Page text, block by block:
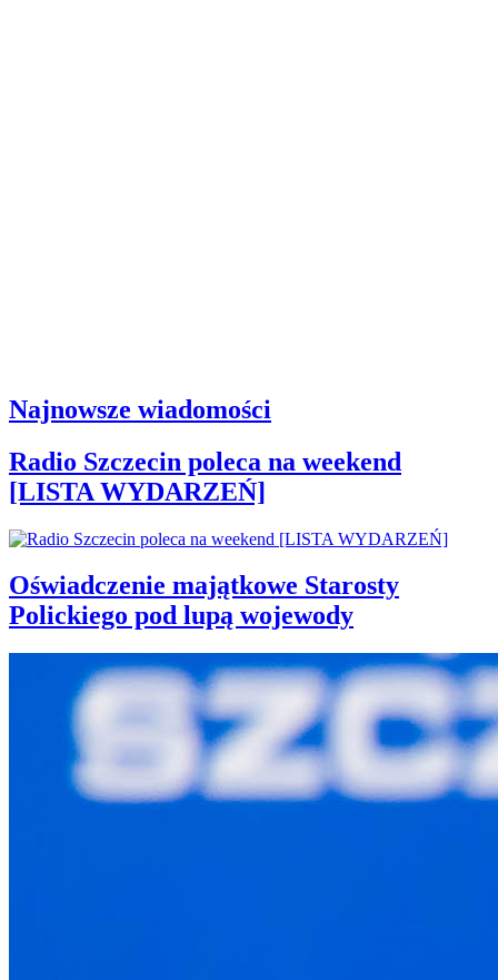
Najnowsze wiadomości
Radio Szczecin poleca na weekend
[LISTA WYDARZEŃ]
Oświadczenie majątkowe Starosty
Polickiego pod lupą wojewody